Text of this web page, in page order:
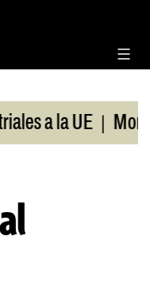
la UE |